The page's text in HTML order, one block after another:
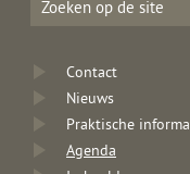
Contact
Nieuws
Praktische
Agenda